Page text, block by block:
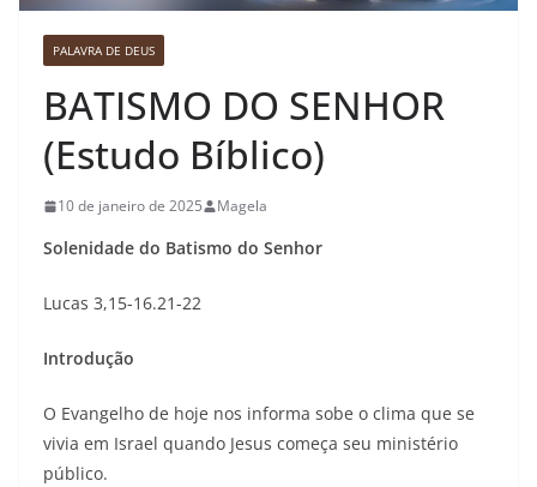
PALAVRA DE DEUS
BATISMO DO SENHOR
(Estudo Bíblico)
10 de janeiro de 2025 Magela
Solenidade do Batismo do Senhor
Lucas 3,15-16.21-22
Introdução
O Evangelho de hoje nos informa sobe o clima que se
vivia em Israel quando Jesus começa seu ministério
público.